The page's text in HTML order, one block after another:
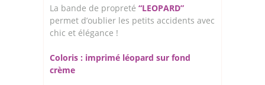
La bande de propreté “LEOPARD”
permet d’oublier les petits accidents avec
chic et élégance !
Coloris : imprimé léopard sur fond
crème